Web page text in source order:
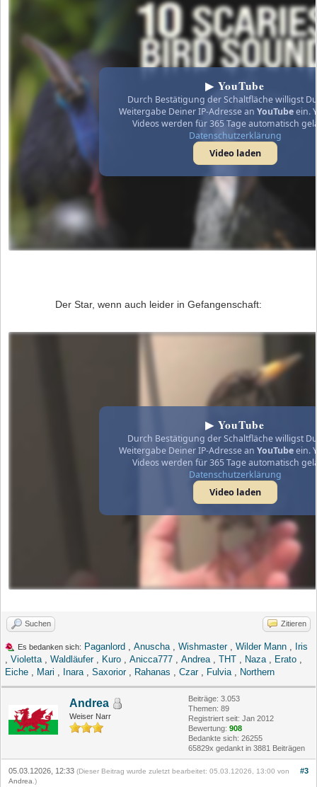
▶ YouTube
Durch Bestätigung der Schaltfläche willigst
Weitergabe Deiner IP-Adresse an YouTubeein.
Videos werden für 365 Tage automatisch
Datenschutzerklärung
Video laden
Der Star, wenn auch leider in Gefangenschaft:
▶ YouTube
Durch Bestätigung der Schaltfläche willigst
Weitergabe Deiner IP-Adresse an YouTubeein.
Videos werden für 365 Tage automatisch
Datenschutzerklärung
Video laden
Suchen Zitieren
Es bedanken sich: Paganlord , Anuscha, Wishmaster, Wilder Mann , Iris
, Violetta, Waldläufer, Kuro , Anicca777 , Andrea, THT , Naza, Erato ,
Eiche , Mari , Inara, Saxorior, Rahanas , Czar, Fulvia, Northern
Andrea
Weiser Narr
Beiträge: 3.053
Themen: 89
Registriert seit: Jan 2012
Bewertung: 908
Bedankte sich: 26255
65829x gedankt in 3881 Beiträgen
#3
05.03.12026, 12:33 (Dieser Beitrag wurde zuletzt bearbeitet: 05.03.12026, 13:00 von
Andrea .)